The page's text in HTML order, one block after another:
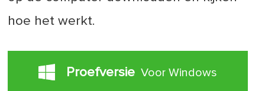
hoe het werkt.
Proefversie Voor Windows